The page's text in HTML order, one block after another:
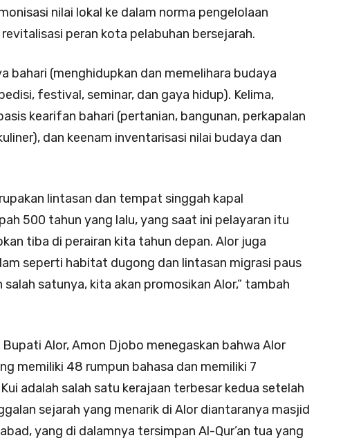
nilai lokal ke dalam norma pengelolaan
peran kota pelabuhan bersejarah.
bahari (menghidupkan dan memelihara budaya
festival, seminar, dan gaya hidup). Kelima,
kearifan bahari (pertanian, bangunan, perkapalan
dan keenam inventarisasi nilai budaya dan
lintasan dan tempat singgah kapal
500 tahun yang lalu, yang saat ini pelayaran itu
tiba di perairan kita tahun depan. Alor juga
seperti habitat dugong dan lintasan migrasi paus
satunya, kita akan promosikan Alor,” tambah
Alor, Amon Djobo menegaskan bahwa Alor
memiliki 48 rumpun bahasa dan memiliki 7
adalah salah satu kerajaan terbesar kedua setelah
sejarah yang menarik di Alor diantaranya masjid
yang di dalamnya tersimpan Al-Qur’an tua yang